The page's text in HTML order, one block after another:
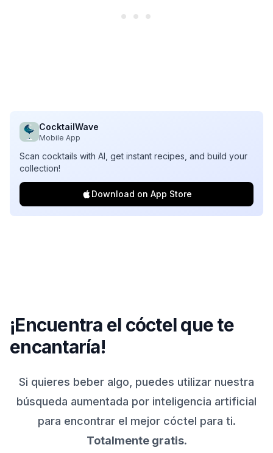
CocktailWave
Mobile App
Scan cocktails with AI, get instant recipes, and build your
collection!
Download on App Store
¡Encuentra el cóctel que te
encantaría!
Si quieres beber algo, puedes utilizar nuestra
búsqueda aumentada por inteligencia artificial
para encontrar el mejor cóctel para ti.
Totalmente gratis.